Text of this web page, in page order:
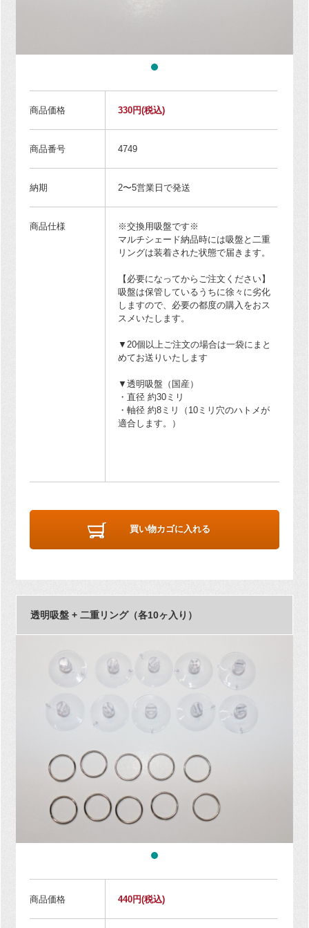
商品価格 330円(税込)
商品番号 4749
納期 2〜5営業日で発送
商品仕様
※交換用吸盤です※
マルチシェード納品時には吸盤と二重
リングは装着された状態で届きます。
【必要になってからご注文ください】
吸盤は保管しているうちに徐々に劣化
しますので、必要の都度の購入をおス
スメいたします。
▼20個以上ご注文の場合は一袋にまと
めてお送りいたします
▼透明吸盤（国産）
・直径 約30ミリ
・軸径 約8ミリ（10ミリ穴のハトメが
適合します。）
買い物カゴに入れる
透明吸盤 + 二重リング（各10ヶ入り）
商品価格 440円(税込)